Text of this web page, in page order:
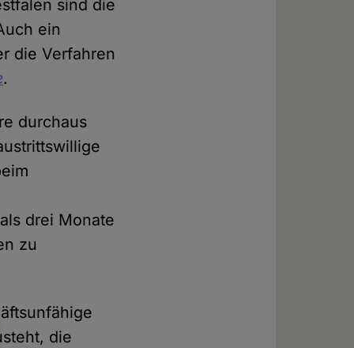
sind die
ein
die Verfahren
.
durchaus
drei Monate
zu
die